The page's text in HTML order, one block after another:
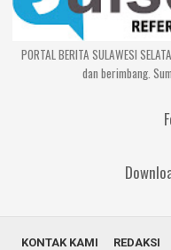
PORTAL BERITA SULAWESI
dan berimbang.
KONTAK KAMI REDAKSI